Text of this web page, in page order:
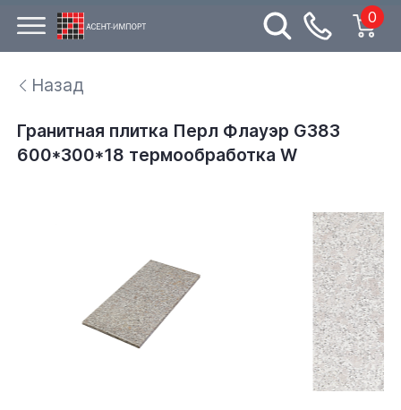
0
Назад
Гранитная плитка Перл Флауэр G383
600*300*18 термообработка W